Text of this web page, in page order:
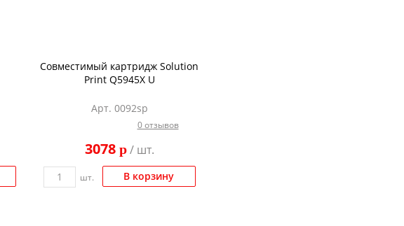
Для франкировальной машины
Совместимый картридж Solution
Print Q5945X U
Арт. 0092sp
0 отзывов
3078 p/ шт.
шт. В корзину